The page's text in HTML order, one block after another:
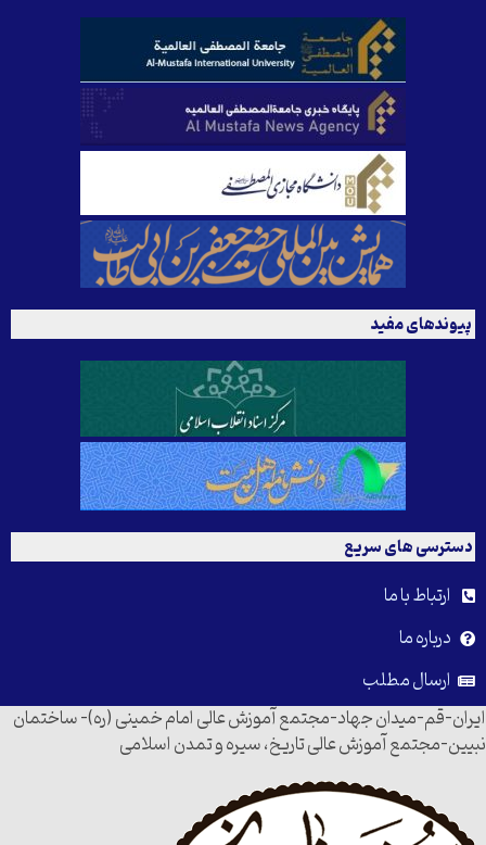
پیوندهای مفید
دسترسی های سریع
ارتباط با ما
درباره ما
ارسال مطلب
ایران-قم-میدان جهاد-مجتمع آموزش عالی امام خمینی (ره)- ساختمان
نبیین-مجتمع آموزش عالی تاریخ، سیره و تمدن اسلامی